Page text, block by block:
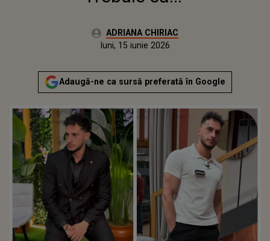
Autor:ADRIANA CHIRIAC
Actualizat:
luni, 15 iunie 2026
Adaugă-ne ca sursă preferată în Google